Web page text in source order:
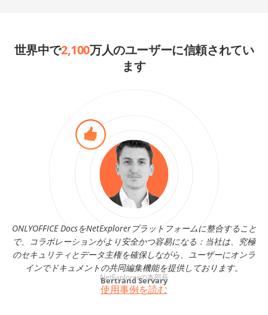
世界中で2,100万人のユーザーに信頼されてい
ます
ONLYOFFICE DocsをNetExplorerプラットフォームに整合すること
で、コラボレーションがより安全かつ容易になる：当社は、究極
のセキュリティとデータ主権を確保しながら、ユーザーにオンラ
インでドキュメントの共同編集機能を提供しております。
Bertrand Servary
NetExplorerの本部長
使用事例を読む